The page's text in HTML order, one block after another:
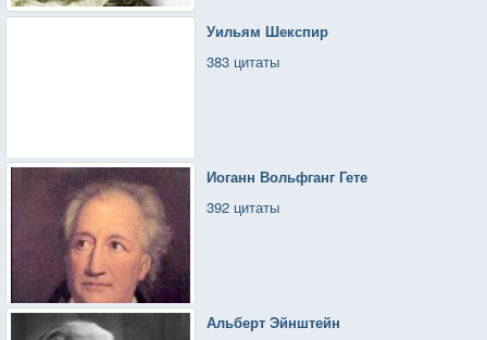
Уильям Шекспир
383 цитаты
Иоганн Вольфганг Гете
392 цитаты
Альберт Эйнштейн